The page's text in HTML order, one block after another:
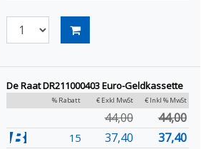
De Raat DR211000403 Euro-Geldkassette
% Rabatt € Exkl MwSt € Inkl % MwSt
44,00 44,00
15 37,40 37,40